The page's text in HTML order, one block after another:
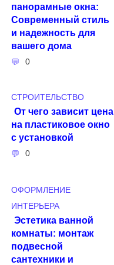
панорамные окна:
Современный стиль
и надежность для
вашего дома
0
СТРОИТЕЛЬСТВО
От чего зависит цена
на пластиковое окно
с установкой
0
ОФОРМЛЕНИЕ
ИНТЕРЬЕРА
Эстетика ванной
комнаты: монтаж
подвесной
сантехники и